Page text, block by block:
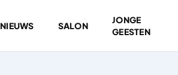
NIEUWS SALON
JONGE
GEESTEN